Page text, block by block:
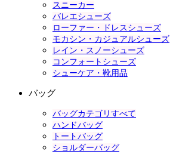
スニーカー
バレエシューズ
ローファー・ドレスシューズ
モカシン・カジュアルシューズ
レイン・スノーシューズ
コンフォートシューズ
シューケア・靴用品
バッグ
バッグカテゴリすべて
ハンドバッグ
トートバッグ
ショルダーバッグ